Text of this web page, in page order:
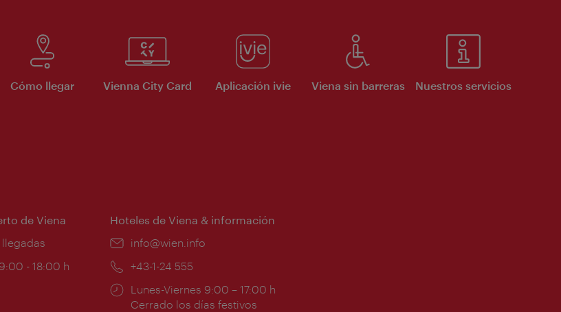
Cómo llegar Vienna City Card Aplicación ivie Viena sin barreras Nuestros servicios
de Viena
- 18:00 h
Hoteles de Viena & información
e-
info@wien.info
Teléfono:
+43-1-24 555
Horarios
de
Lunes-Viernes 9:00 – 17:00 h
Cerrado los días festivos